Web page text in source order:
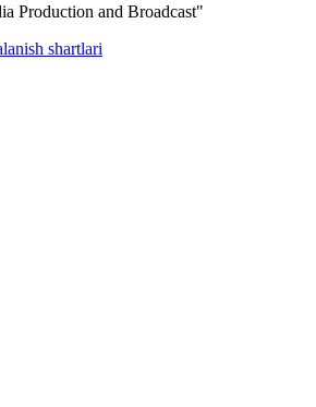
Production and Broadcast"
shartlari